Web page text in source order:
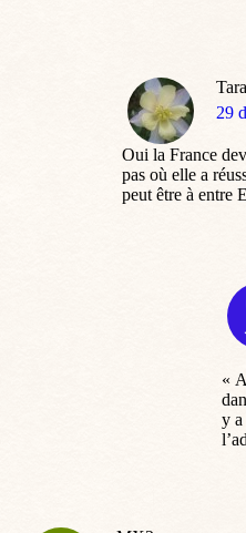
Tara
dit
29
Oui la France
pas où elle a
peut être à entre
«
y a